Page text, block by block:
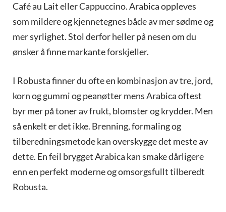
Café au Lait eller Cappuccino. Arabica oppleves
som mildere og kjennetegnes både av mer sødme og
mer syrlighet. Stol derfor heller på nesen om du
ønsker å finne markante forskjeller.
I Robusta finner du ofte en kombinasjon av tre, jord,
korn og gummi og peanøtter mens Arabica oftest
byr mer på toner av frukt, blomster og krydder. Men
så enkelt er det ikke. Brenning, formaling og
tilberedningsmetode kan overskygge det meste av
dette. En feil brygget Arabica kan smake dårligere
enn en perfekt moderne og omsorgsfullt tilberedt
Robusta.